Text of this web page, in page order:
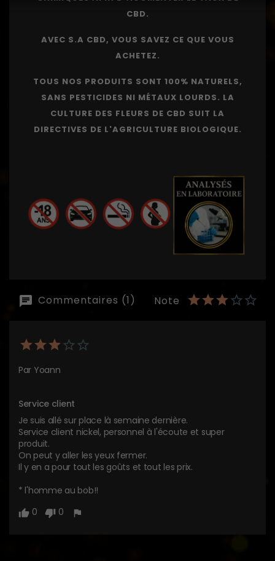
CBD.
AVEC S.A CBD, VOUS SAVEZ CE QUE VOUS
ACHETEZ.
TOUS NOS PRODUITS SONT 100% NATURELS,
SANS PESTICIDES NI MÉTAUX LOURDS. LA
CULTURE DES FLEURS DE CBD SUIT LA
DIRECTIVES DE L'AGRICULTURE BIOLOGIQUE.
Commentaires (1) Note
Par Yoann
Service client
Je suis allé sur place là semaine dernière.
Service client nickel, personnel à l'écoute et super
produit.
On peut y aller les yeux fermer.
Il y en a pour tout les goûts et tout les prix.
* l'homme au bob!!
0
0